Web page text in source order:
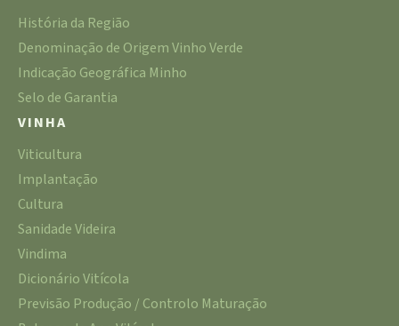
História da Região
Denominação de Origem Vinho Verde
Indicação Geográfica Minho
Selo de Garantia
VINHA
Viticultura
Implantação
Cultura
Sanidade Videira
Vindima
Dicionário Vitícola
Previsão Produção / Controlo Maturação